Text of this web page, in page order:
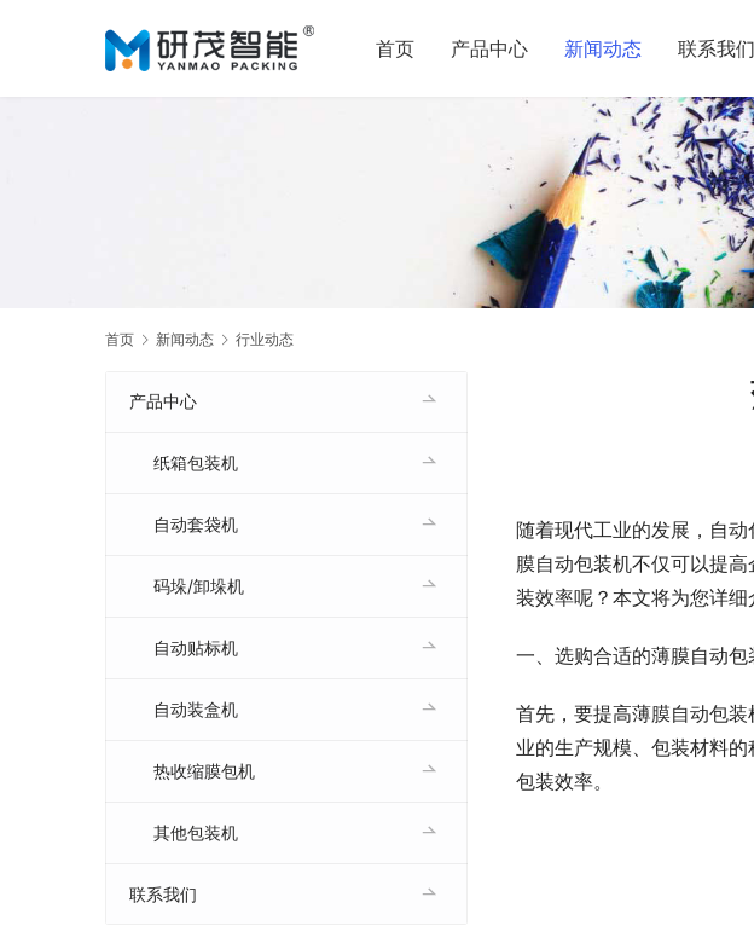
首页 产品中心 新闻动态 联系我们
首页 新闻动态 行业动态
随着现代工业的发展，自
膜自动包装机不仅可以提
装效率呢？本文将为您详细
一、选购合适的薄膜自动包
首先，要提高薄膜自动包
业的生产规模、包装材料
包装效率。
产品中心
纸箱包装机
自动套袋机
码垛/卸垛机
自动贴标机
自动装盒机
热收缩膜包机
其他包装机
联系我们